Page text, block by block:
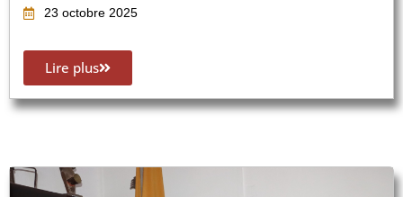
23 octobre 2025
Lire plus